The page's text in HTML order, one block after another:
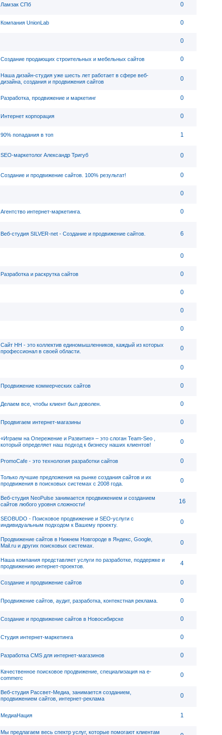
Ламзак СПб 0
Компания UnionLab 0
0
Создание продающих строительных и мебельных сайтов 0
Наша дизайн-студия уже шесть лет работает в сфере веб-
дизайна, создания и продвижения сайтов
0
Разработка, продвижение и маркетинг 0
Интернет корпорация 0
90% попадания в топ 1
SEO-маркетолог Александр Тригуб 0
Создание и продвижение сайтов. 100% результат! 0
0
Агентство интернет-маркетинга. 0
Веб-студия SILVER-net - Создание и продвижение сайтов. 6
0
Разработка и раскрутка сайтов 0
0
0
0
Сайт НН - это коллектив единомышленников, каждый из которых
профессионал в своей области.
0
0
Продвижение коммерческих сайтов 0
Делаем все, чтобы клиент был доволен. 0
Продвигаем интернет-магазины 0
«Играем на Опережение и Развитие» – это слоган Team-Seo ,
который определяет наш подход к бизнесу наших клиентов!
0
PromoCafe - это технология разработки сайтов 0
Только лучшие предложения на рынке создания сайтов и их
продвижения в поисковых системах с 2008 года.
0
Веб-студия NeoPulse занимается продвижением и созданием
сайтов любого уровня сложности!
16
SEOBUDO - Поисковое продвижение и SEO-услуги с
индивидуальным подходом к Вашему проекту.
0
Продвижение сайтов в Нижнем Новгороде в Яндекс, Google,
Mail.ru и других поисковых системах.
0
Наша компания представляет услуги по разработке, поддержке и
продвижению интернет-проектов.
4
Создание и продвижение сайтов 0
Продвижение сайтов, аудит, разработка, контекстная реклама. 0
Создание и продвижение сайтов в Новосибирске 0
Студия интернет-маркетинга 0
Разработка CMS для интернет-магазинов 0
Качественное поисковое продвижение, специализация на e-
commerc
0
Веб-студия Рассвет-Медиа, занимается созданием,
продвижением сайтов, интернет-реклама
0
МедиаНация 1
Мы предлагаем весь спектр услуг, которые помогают клиентам